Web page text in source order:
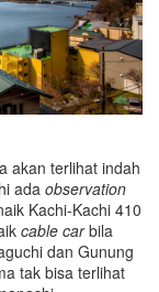
akan terlihat indah
ada observation
Kachi-Kachi 410
cable carbila
dan Gunung
tak bisa terlihat